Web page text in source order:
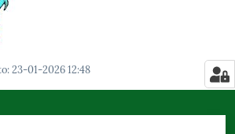
:23-01-2026 12:48